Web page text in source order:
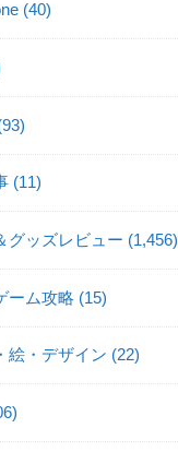
(40)
(11)
グッズレビュー (1,456)
ーム攻略 (15)
絵・デザイン (22)